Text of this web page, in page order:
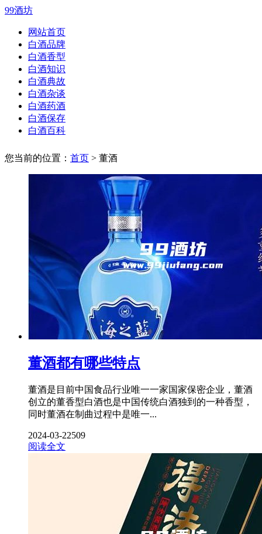
99酒坊
网站首页
白酒品牌
白酒香型
白酒知识
白酒典故
白酒杂谈
白酒药酒
白酒保存
白酒百科
您当前的位置： 首页 > 董酒
董酒都有哪些特点
董酒是目前中国食品行业唯一一家国家保密企业，董酒
创立的董香型白酒也是中国传统白酒独到的一种香型，
同时董酒在制曲过程中是唯一...
2024-03-22509
阅读全文